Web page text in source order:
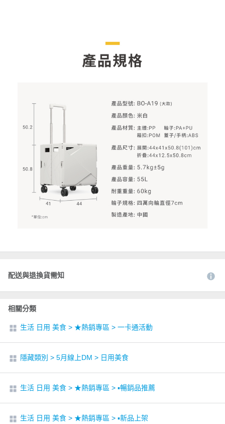
配送與退換貨需知
相關分類
生活 日用 美食 > ★熱銷專區 > 一卡通活動
隱藏類別 > 5月線上DM > 日用美食
生活 日用 美食 > ★熱銷專區 > ▪︎暢銷品推薦
生活 日用 美食 > ★熱銷專區 > ▪︎新品上架